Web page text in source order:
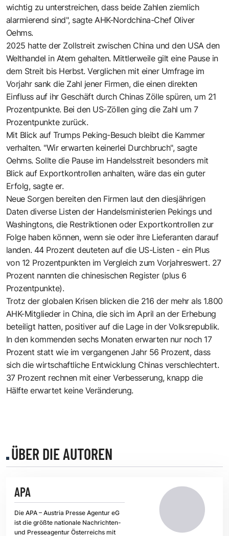
wichtig zu unterstreichen, dass beide Zahlen ziemlich
alarmierend sind", sagte AHK-Nordchina-Chef Oliver
Oehms.
2025 hatte der Zollstreit zwischen China und den USA den
Welthandel in Atem gehalten. Mittlerweile gilt eine Pause in
dem Streit bis Herbst. Verglichen mit einer Umfrage im
Vorjahr sank die Zahl jener Firmen, die einen direkten
Einfluss auf ihr Geschäft durch Chinas Zölle spüren, um 21
Prozentpunkte. Bei den US-Zöllen ging die Zahl um 7
Prozentpunkte zurück.
Mit Blick auf Trumps Peking-Besuch bleibt die Kammer
verhalten. "Wir erwarten keinerlei Durchbruch", sagte
Oehms. Sollte die Pause im Handelsstreit besonders mit
Blick auf Exportkontrollen anhalten, wäre das ein guter
Erfolg, sagte er.
Neue Sorgen bereiten den Firmen laut den diesjährigen
Daten diverse Listen der Handelsministerien Pekings und
Washingtons, die Restriktionen oder Exportkontrollen zur
Folge haben können, wenn sie oder ihre Lieferanten darauf
landen. 44 Prozent deuteten auf die US-Listen - ein Plus
von 12 Prozentpunkten im Vergleich zum Vorjahreswert. 27
Prozent nannten die chinesischen Register (plus 6
Prozentpunkte).
Trotz der globalen Krisen blicken die 216 der mehr als 1.800
AHK-Mitglieder in China, die sich im April an der Erhebung
beteiligt hatten, positiver auf die Lage in der Volksrepublik.
In den kommenden sechs Monaten erwarten nur noch 17
Prozent statt wie im vergangenen Jahr 56 Prozent, dass
sich die wirtschaftliche Entwicklung Chinas verschlechtert.
37 Prozent rechnen mit einer Verbesserung, knapp die
Hälfte erwartet keine Veränderung.
ÜBER DIE AUTOREN
APA
Die APA – Austria Presse Agentur eG
ist die größte nationale Nachrichten-
und Presseagentur Österreichs mit